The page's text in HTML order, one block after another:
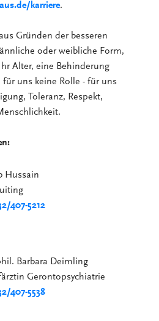
karriere.
Gründen der besseren
oder weibliche Form,
Alter, eine Behinderung
uns keine Rolle - für uns
Toleranz, Respekt,
Hussain
407-5212
Barbara Deimling
Gerontopsychiatrie
407-5538